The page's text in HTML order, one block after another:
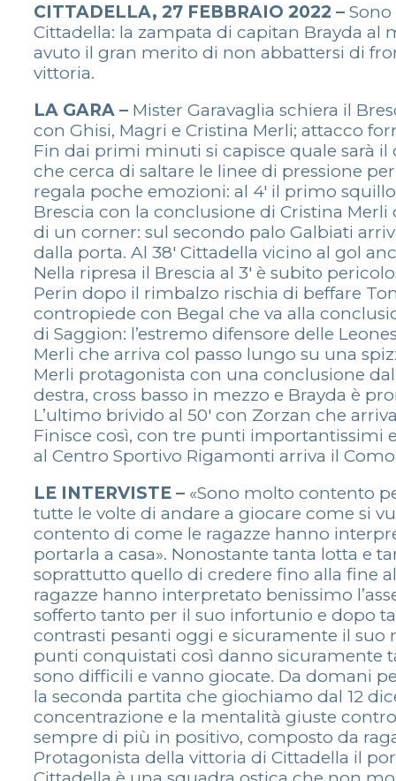
CITTADELLA, 27 FEBBRAIO 2022 –
Cittadella: la zampata di capitan Brayda
avuto il gran merito di non abbattersi di
vittoria.
LA GARA – Mister Garavaglia schiera il
con Ghisi, Magri e Cristina Merli; attacco
Fin dai primi minuti si capisce quale sarà
che cerca di saltare le linee di pressione
regala poche emozioni: al 4′ il primo
Brescia con la conclusione di Cristina
di un corner: sul secondo palo Galbiati
dalla porta. Al 38′ Cittadella vicino al gol
Nella ripresa il Brescia al 3′ è subito
Perin dopo il rimbalzo rischia di beffare
contropiede con Begal che va alla
di Saggion: l’estremo difensore delle
Merli che arriva col passo lungo su una
Merli protagonista con una conclusione
destra, cross basso in mezzo e Brayda è
L’ultimo brivido al 50′ con Zorzan che
Finisce così, con tre punti importantissimi
al Centro Sportivo Rigamonti arriva il
LE INTERVISTE – «Sono molto contento
tutte le volte di andare a giocare come si
contento di come le ragazze hanno
portarla a casa». Nonostante tanta lotta e
soprattutto quello di credere fino alla fine
ragazze hanno interpretato benissimo
sofferto tanto per il suo infortunio e dopo
contrasti pesanti oggi e sicuramente il
punti conquistati così danno sicuramente
sono difficili e vanno giocate. Da domani
la seconda partita che giochiamo dal 12
concentrazione e la mentalità giuste
sempre di più in positivo, composto da
Protagonista della vittoria di Cittadella il